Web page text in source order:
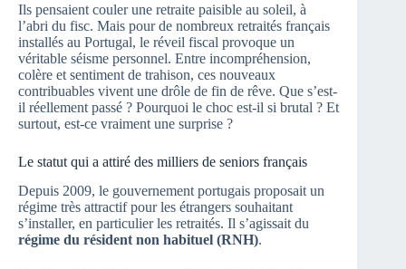
Ils pensaient couler une retraite paisible au soleil, à
l’abri du fisc. Mais pour de nombreux retraités français
installés au Portugal, le réveil fiscal provoque un
véritable séisme personnel. Entre incompréhension,
colère et sentiment de trahison, ces nouveaux
contribuables vivent une drôle de fin de rêve. Que s’est-
il réellement passé ? Pourquoi le choc est-il si brutal ? Et
surtout, est-ce vraiment une surprise ?
Le statut qui a attiré des milliers de seniors français
Depuis 2009, le gouvernement portugais proposait un
régime très attractif pour les étrangers souhaitant
s’installer, en particulier les retraités. Il s’agissait du
régime du résident non habituel (RNH).